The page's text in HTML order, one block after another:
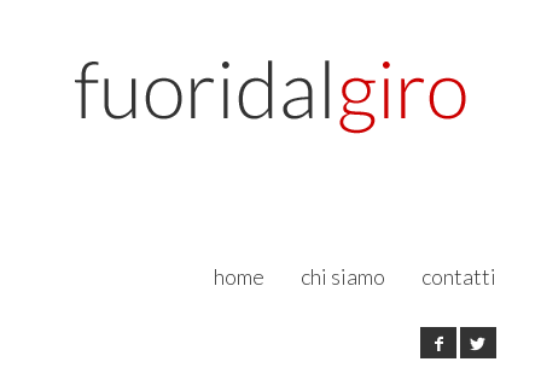
home chi siamo contatti